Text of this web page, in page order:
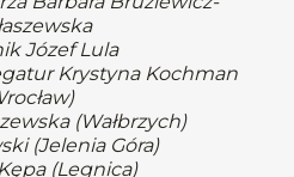
Józef Lula
Krystyna Kochman
(Wałbrzych)
(Jelenia Góra)
(Legnica)